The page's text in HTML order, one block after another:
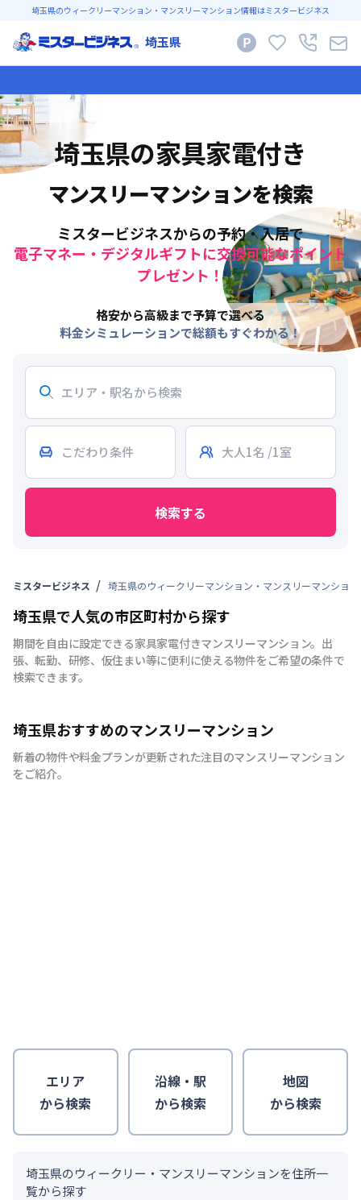
埼玉県のウィークリーマンション・マンスリーマンション情報はミスタービジネス
埼玉県
埼玉県の家具家電付き
マンスリーマンションを検索
ミスタービジネスからの予約・入居で
電子マネー・デジタルギフトに交換可能なポイント
プレゼント！
格安から高級まで予算で選べる
料金シミュレーションで総額もすぐわかる！
検索する
ミスタービジネス 埼玉県のウィークリーマンション・マンスリーマンショ
埼玉県で人気の市区町村から探す
期間を自由に設定できる家具家電付きマンスリーマンション。出
張、転勤、研修、仮住まい等に便利に使える物件をご希望の条件で
検索できます。
埼玉県おすすめのマンスリーマンション
新着の物件や料金プランが更新された注目のマンスリーマンション
をご紹介。
エリア
から検索
沿線・駅
から検索
地図
から検索
埼玉県のウィークリー・マンスリーマンションを住所一
覧から探す